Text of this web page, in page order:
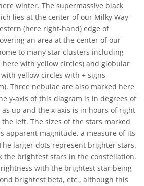
winter. The supermassive black
lies at the center of our Milky Way
(here right-hand) edge of
an area at the center of our
to many star clusters including
with yellow circles) and globular
yellow circles with + signs
Three nebulae are also marked here
y-axis of this diagram is in degrees of
up and the x-axis is in hours of right
left. The sizes of the stars marked
apparent magnitude, a measure of its
larger dots represent brighter stars.
the brightest stars in the constellation.
with the brightest star being
brightest beta, etc., although this